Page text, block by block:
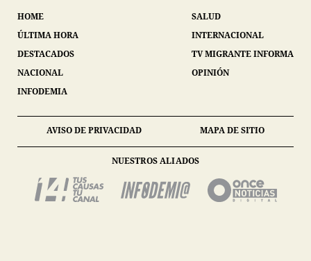
HOME
ÚLTIMA HORA
DESTACADOS
NACIONAL
INFODEMIA
SALUD
INTERNACIONAL
TV MIGRANTE INFORMA
OPINIÓN
AVISO DE PRIVACIDAD MAPA DE SITIO
NUESTROS ALIADOS